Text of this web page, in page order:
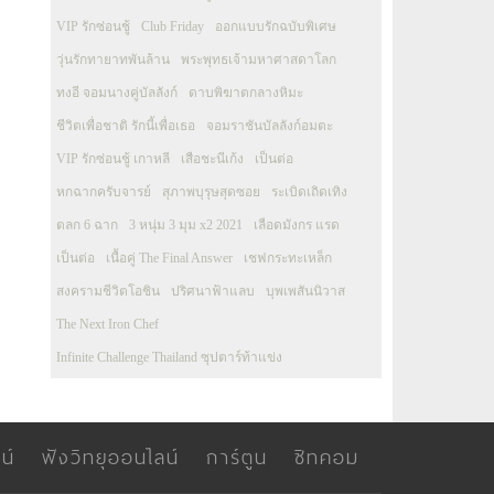
VIP รักซ่อนชู้ Club Friday ออกแบบรักฉบับพิเศษ
วุ่นรักทายาทพันล้าน พระพุทธเจ้ามหาศาสดาโลก
ทงอี จอมนางคู่บัลลังก์ ดาบพิฆาตกลางหิมะ
ชีวิตเพื่อชาติ รักนี้เพื่อเธอ จอมราชันบัลลังก์อมตะ
VIP รักซ่อนชู้ เกาหลี เสือชะนีเก้ง เป็นต่อ
หกฉากครับจารย์ สุภาพบุรุษสุดซอย ระเบิดเถิดเทิง
ตลก 6 ฉาก 3 หนุ่ม 3 มุม x2 2021 เลือดมังกร แรด
เป็นต่อ เนื้อคู่ The Final Answer เชฟกระทะเหล็ก
สงครามชีวิตโอชิน ปริศนาฟ้าแลบ บุพเพสันนิวาส
The Next Iron Chef
Infinite Challenge Thailand ซุปตาร์ท้าแข่ง
ฟังวิทยุออนไลน์ การ์ตูน ซิทคอม